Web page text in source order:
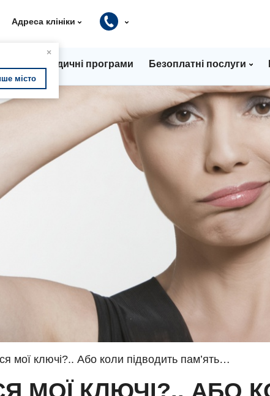
×
місто
Адреса клініки
Медичні програми Безоплатні послуги
мої ключі?.. Або коли підводить пам’ять…